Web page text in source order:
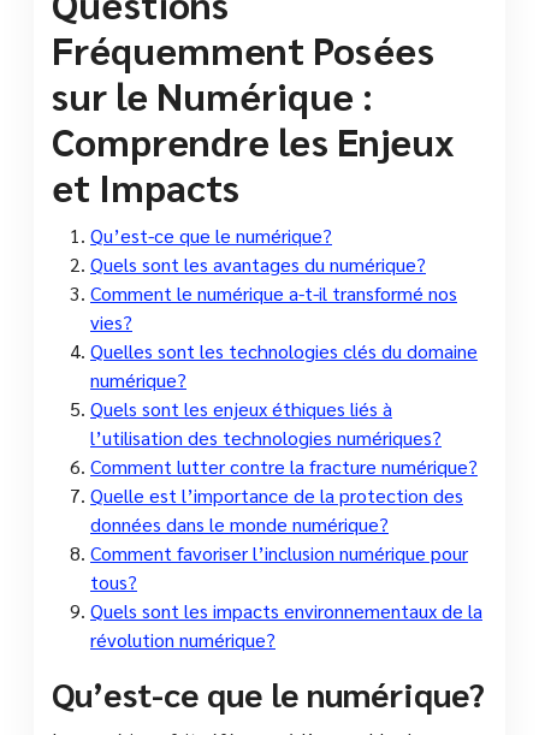
Fréquemment Posées
sur le Numérique :
Comprendre les Enjeux
et Impacts
Qu’est-ce que le numérique?
Quels sont les avantages du numérique?
Comment le numérique a-t-il transformé nos
vies?
Quelles sont les technologies clés du domaine
numérique?
Quels sont les enjeux éthiques liés à
l’utilisation des technologies numériques?
Comment lutter contre la fracture numérique?
Quelle est l’importance de la protection des
données dans le monde numérique?
Comment favoriser l’inclusion numérique pour
tous?
Quels sont les impacts environnementaux de la
révolution numérique?
Qu’est-ce que le numérique?